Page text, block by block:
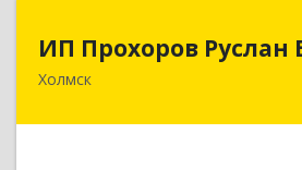
ИП Прохоров Руслан
Холмск
694620, Сахалинская обл,